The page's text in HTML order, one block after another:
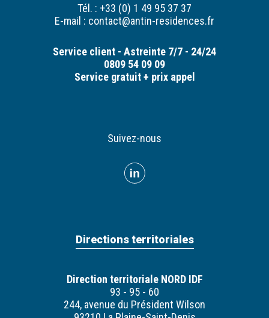
Tél. : +33 (0) 1 49 95 37 37
E-mail : contact@antin-residences.fr
Service client - Astreinte 7/7 - 24/24
0809 54 09 09
Service gratuit + prix appel
Suivez-nous
Directions territoriales
Direction territoriale NORD IDF
93 - 95 - 60
244, avenue du Président Wilson